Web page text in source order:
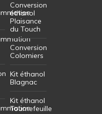
Conversion
éthanol
Plaisance
du Touch
Conversion
Colomiers
Kit éthanol
Blagnac
Kit éthanol
Tournefeuille